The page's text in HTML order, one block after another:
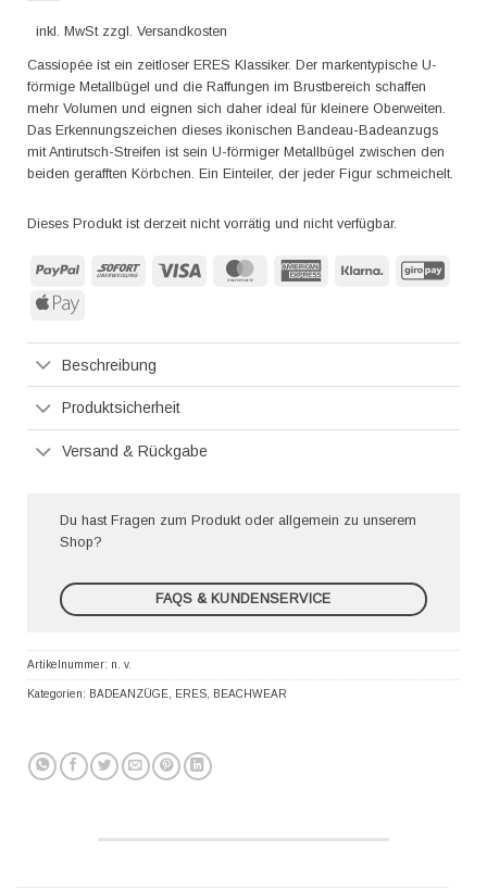
inkl. MwSt zzgl. Versandkosten
Cassiopée ist ein zeitloser ERES Klassiker. Der markentypische U-
förmige Metallbügel und die Raffungen im Brustbereich schaffen
mehr Volumen und eignen sich daher ideal für kleinere Oberweiten.
Das Erkennungszeichen dieses ikonischen Bandeau-Badeanzugs
mit Antirutsch-Streifen ist sein U-förmiger Metallbügel zwischen den
beiden gerafften Körbchen. Ein Einteiler, der jeder Figur schmeichelt.
Dieses Produkt ist derzeit nicht vorrätig und nicht verfügbar.
PayPal Sofort MasterCard American
Klarna
Apple
Beschreibung
Produktsicherheit
Versand & Rückgabe
Du hast Fragen zum Produkt oder allgemein zu unserem
Shop?
FAQS & KUNDENSERVICE
Artikelnummer: n. v.
Kategorien: BADEANZÜGE ERES BEACHWEAR